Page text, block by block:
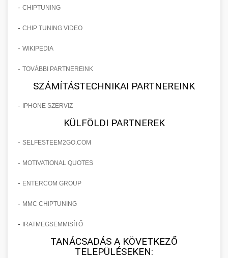
- CHIPTUNING
- CHIP TUNING VIDEO
- WIKIPEDIA
- TOVÁBBI PARTNEREINK
SZÁMÍTÁSTECHNIKAI PARTNEREINK
- IPHONE SZERVIZ
KÜLFÖLDI PARTNEREK
- SELFESTEEM2GO.COM
- MOTIVATIONAL QUOTES
- ENTERCOM GROUP
- MMC CHIPTUNING
- IRATMEGSEMMISÍTŐ
TANÁCSADÁS A KÖVETKEZŐ
TELEPÜLÉSEKEN: